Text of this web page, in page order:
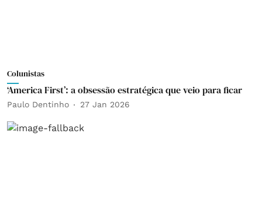
Colunistas
‘America First’: a obsessão estratégica que veio para ficar
Paulo Dentinho 27 Jan 2026